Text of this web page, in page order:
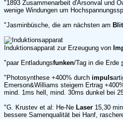
"1893 Zusammenarbeit d'Arsonval und
wenige Windungen um
"Jasminbüsche, die am nächsten am
Induktionsapparat zur Erzeugung von
"paar Entladungsfunken/Tag in die Erde
"Photosynthese +400% durch impuls
Emerson&Williams steigern Ertrag
mind. 1ms hell, mind. 30ms dunkel bei
"G. Krustev et al: He-Ne Laser 15,30
bessere Samenqualität bei Hanf,